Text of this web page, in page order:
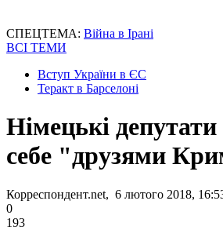
СПЕЦТЕМА: Війна в Ірані
ВСІ ТЕМИ
Вступ України в ЄС
Теракт в Барселоні
Німецькі
себе "друзями
Корреспондент.net, 6 лютого 2018,
0
193